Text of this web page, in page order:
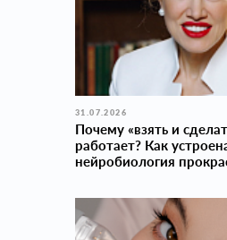
31.07.2026
Почему «взять и
работает? Как
нейробиология